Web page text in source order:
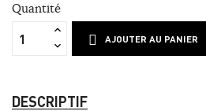
Quantité
AJOUTER AU PANIER
DESCRIPTIF